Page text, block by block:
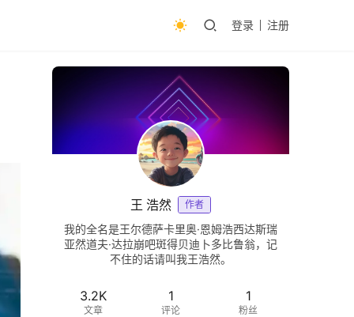
登录 注册
王 浩然 作者
我的全名是王尔德萨卡里奥·恩姆浩西达斯瑞
亚然道夫·达拉崩吧斑得贝迪卜多比鲁翁，记
不住的话请叫我王浩然。
3.2K
文章
1
评论
1
粉丝